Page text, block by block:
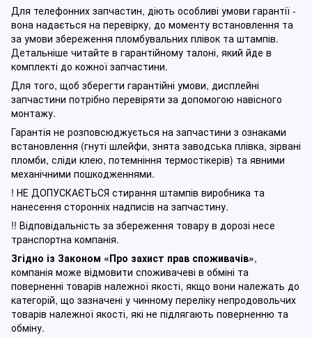
Для телефонних запчастин, діють особливі умови гарантії -
вона надається на перевірку, до моменту встановлення та
за умови збереження пломбувальних плівок та штампів.
Детальніше читайте в гарантійному талоні, який йде в
комплекті до кожної запчастини.
Для того, щоб зберегти гарантійні умови, дисплейні
запчастини потрібно перевіряти за допомогою навісного
монтажу.
Гарантія не розповсюджується на запчастини з ознаками
встановлення (гнуті шлейфи, знята заводська плівка, зірвані
пломби, сліди клею, потемніння термостікерів) та явними
механічними пошкодженнями.
! НЕ ДОПУСКАЄТЬСЯ стирання штампів виробника та
нанесення сторонніх надписів на запчастину.
!! Відповідальність за збереження товару в дорозі несе
транспортна компанія.
Згідно із Законом «Про захист прав споживачів»,
компанія може відмовити споживачеві в обміні та
поверненні товарів належної якості, якщо вони належать до
категорій, що зазначені у чинному переліку непродовольчих
товарів належної якості, які не підлягають поверненню та
обміну.